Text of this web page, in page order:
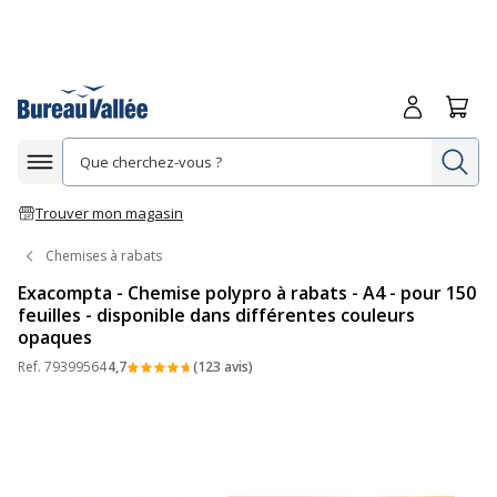
Afficher la navigation
Trouver mon magasin
Me
Chemises à rabats
Exacompta - Chemise polypro à rabats - A4 - pour 150
feuilles - disponible dans différentes couleurs
opaques
Ref. 793995644,7 (123 avis)